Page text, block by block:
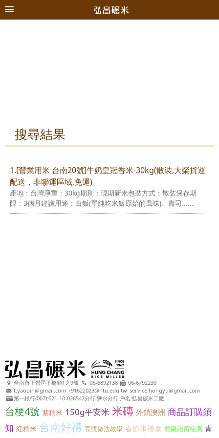
搜尋結果
1.[營業用米 台南20號]牛奶皇冠香米-30kg(散裝,大榮貨運
配送，非聯運區域,免運)
產地：台灣淨重：30kg期別：現期新米包裝方式：散裝保存期
限：3個月建議用途：白飯(單純吃米飯原始的風味)、壽司......
台南市下營區下橋頭1之9號 06-6892138
06-6792230
t.yaopin@gmail.com r91622023@ntu.edu.tw service.hongyu@gmail.com
第一銀行(007):621-10-026542分行:鹽水分行 戶名:弘昌碾米工廠
台梗4號 紫糯米 150g平安米 米磚 外銷澳洲 商品訂購須
知 紅糯米 台南好禮 豆漿做法教學 春節米禮盒 農藥殘留檢測 青